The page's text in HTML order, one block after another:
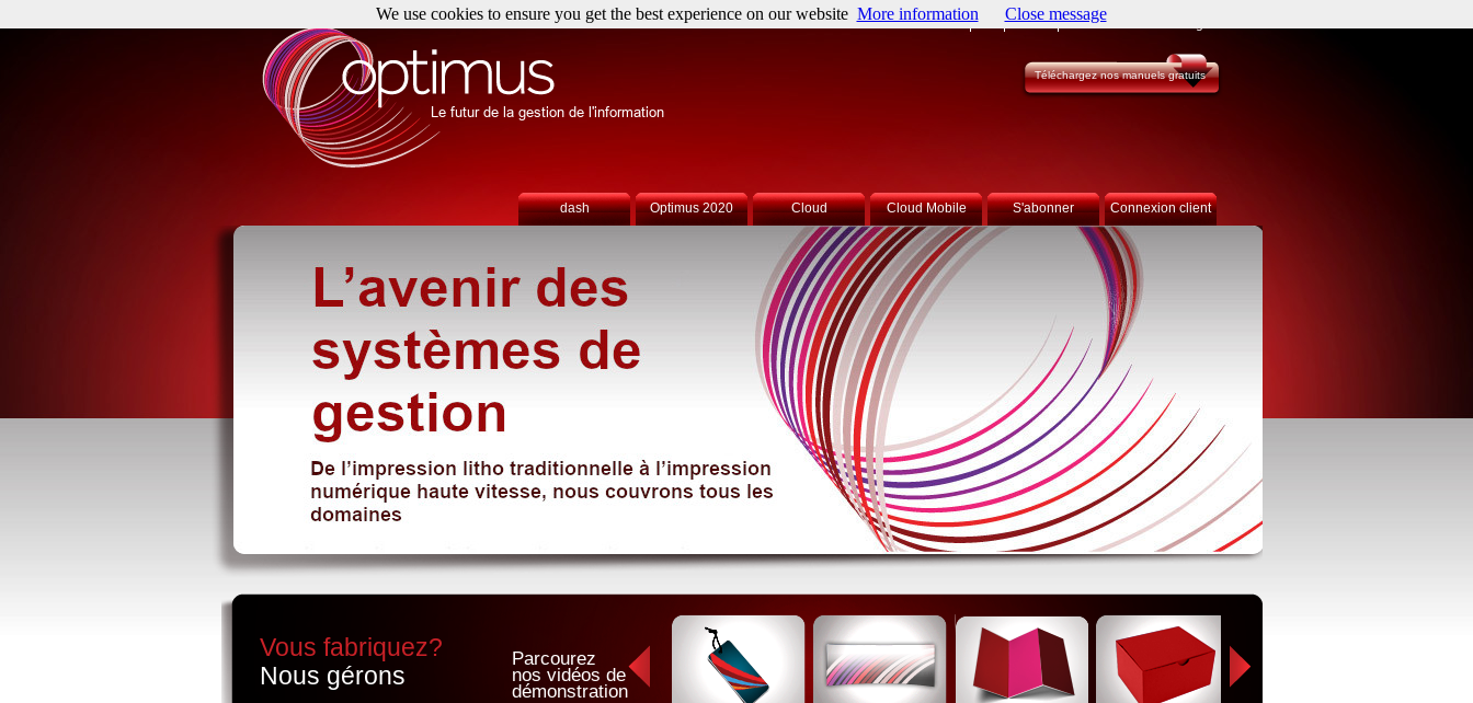
Sélectionnez votre langue
Accueil
JDF
Contact
Téléchargez nos manuels gratuits
dash Optimus 2020 Cloud Cloud Mobile S'abonner Connexion client
Vous fabriquez?
Nous gérons
Parcourez
nos vidéos de
démonstration
We use cookies to ensure you get the best experience on our website More information Close message